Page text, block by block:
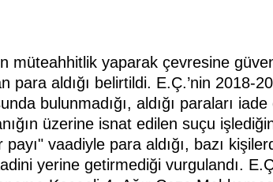
müteahhitlik yaparak çevresine
para aldığı belirtildi. E.Ç.’nin 2018-
bulunmadığı, aldığı paraları
üzerine isnat edilen suçu
vaadiyle para aldığı, bazı
yerine getirmediği vurgulandı.